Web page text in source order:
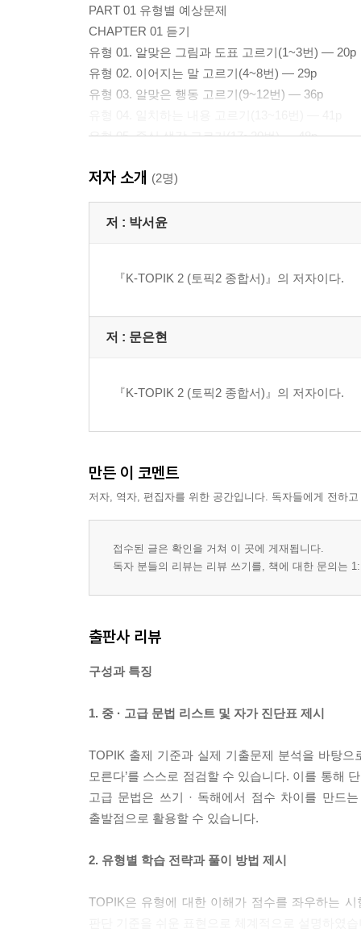
PART 01 유형별 예상문제
CHAPTER 01 듣기
유형 01. 알맞은 그림과 도표 고르기(1~3번) — 20p
유형 02. 이어지는 말 고르기(4~8번) — 29p
유형 03. 알맞은 행동 고르기(9~12번) — 36p
유형 05. 중심 생각 고르기(17~20번) — 48p
유형 07. 담화 상황 고르기, 일치하는 내용 고르기
유형 08. 중심 생각 고르기, 일치하는 내용 찾기
유형 09. 화자의 의도/목적, 일치하는 내용 고르기
유형 12. 화제 고르기, 일치하는 내용 고르기
유형 15. 담화 전/후의 내용, 일치하는 내용 고르기
유형 17. 화제 고르기, 일치하는 내용 고르기
유형 19. 일치하는 내용 고르기/화자의 태도/말하
CHAPTER 02 쓰기
유형 1-1. 빈칸에 알맞은 말 쓰기(51번) — 118p
유형 03. 주제에 대해 글 쓰기(54번) — 140p
유형 01. 빈칸에 알맞은 말 고르기(1~2번) — 154p
유형 03. 화제 고르기(5~8번) — 165p
유형 05. 알맞은 순서로 배열한 것 고르기(13~15
유형 07. 빈칸에 알맞은 말 고르기, 중심 내용(주
유형 09. 인물의 태도나 심정 고르기, 일치하는 내
유형 10. 중심 내용 고르기(25~27번) — 210p
유형 11. 빈칸에 알맞은 말 고르기(28~31번) —
유형 12. 일치하는 내용 고르기(32~34번) — 222p
유형 14. 문장이 들어갈 위치 고르기(39~41번) —
유형 16. 빈칸에 알맞은 말 고르기, 중심 내용(주
저자 소개 (2명)
저 : 박서윤
『K-TOPIK 2 (토픽2 종합서)』의 저자이다.
저 : 문은현
『K-TOPIK 2 (토픽2 종합서)』의 저자이다.
만든 이 코멘트
저자, 역자, 편집자를 위한 공간입니다. 독자들에게 전하
접수된 글은 확인을 거쳐 이 곳에 게재됩니다.
독자 분들의 리뷰는 리뷰 쓰기를, 책에 대한 문의는
출판사 리뷰
구성과 특징
1. 중 · 고급 문법 리스트 및 자가 진단표 제시
TOPIK 출제 기준과 실제 기출문제 분석을 바탕
모른다’를 스스로 점검할 수 있습니다. 이를 통해
고급 문법은 쓰기 · 독해에서 점수 차이를 만드
출발점으로 활용할 수 있습니다.
2. 유형별 학습 전략과 풀이 방법 제시
TOPIK은 유형에 대한 이해가 점수를 좌우하는